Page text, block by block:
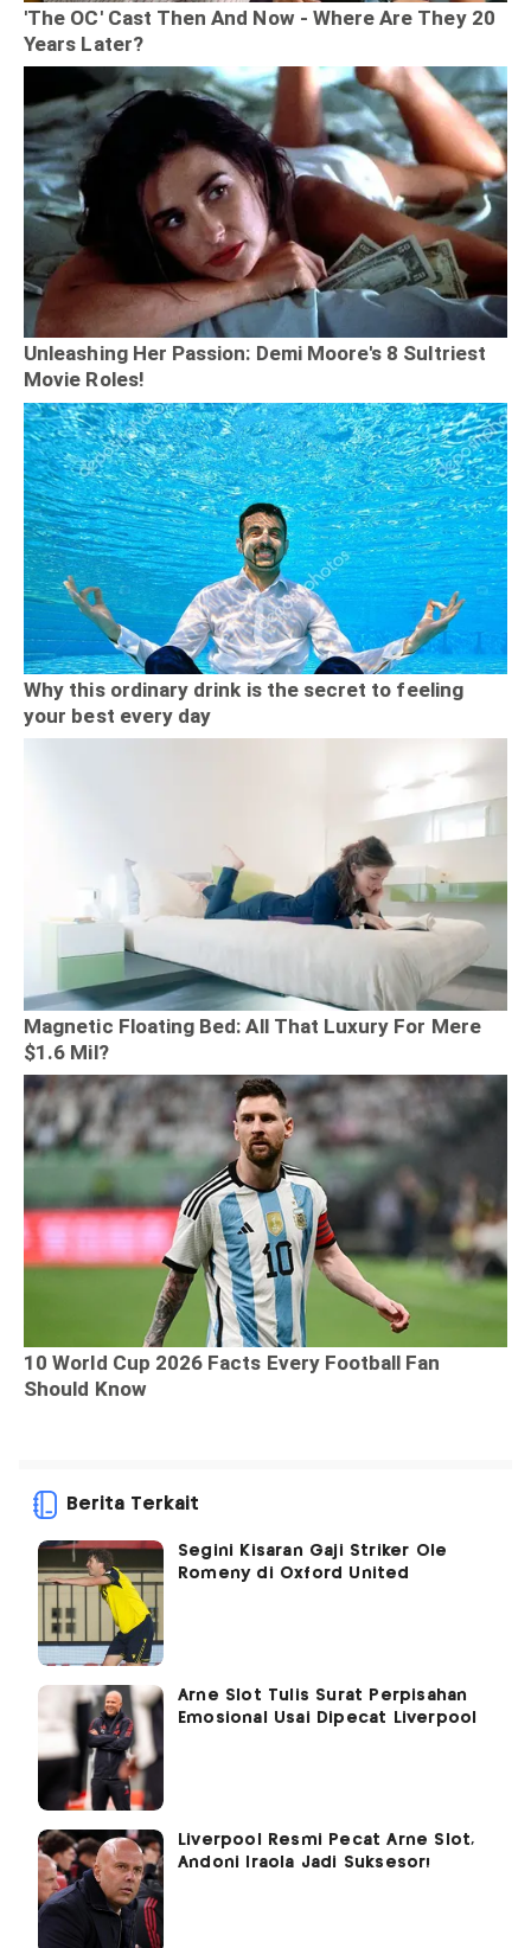
Berita Terkait
Segini Kisaran Gaji Striker Ole
Romeny di Oxford United
Arne Slot Tulis Surat Perpisahan
Emosional Usai Dipecat Liverpool
Liverpool Resmi Pecat Arne Slot,
Andoni Iraola Jadi Suksesor!